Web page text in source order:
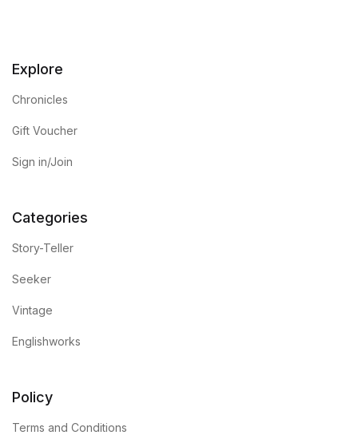
Explore
Chronicles
Gift Voucher
Sign in/Join
Categories
Story-Teller
Seeker
Vintage
Englishworks
Policy
Terms and Conditions